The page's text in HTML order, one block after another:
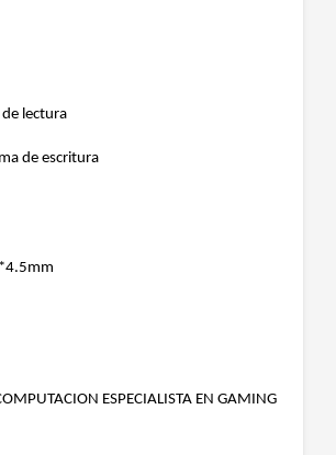
lectura
de escritura
ESPECIALISTA EN GAMING